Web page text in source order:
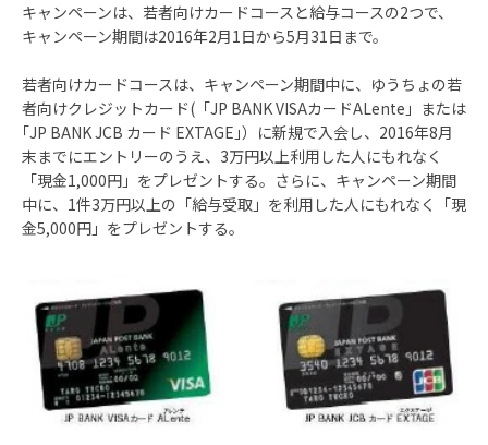
キャンペーンは、若者向けカードコースと給与コースの2つで、
キャンペーン期間は2016年2月1日から5月31日まで。
若者向けカードコースは、キャンペーン期間中に、ゆうちょの若
者向けクレジットカード(「JP BANK VISAカードALente」または
｢JP BANK JCB カード EXTAGE｣）に新規で入会し、2016年8月
末までにエントリーのうえ、3万円以上利用した人にもれなく
「現金1,000円」をプレゼントする。さらに、キャンペーン期間
中に、1件3万円以上の「給与受取」を利用した人にもれなく「現
金5,000円」をプレゼントする。